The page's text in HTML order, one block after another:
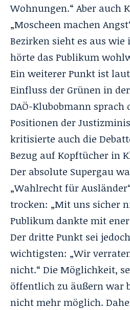
Wohnungen.“ Aber auch
„Moscheen machen
Bezirken sieht es aus wie
hörte das Publikum
Ein weiterer Punkt ist
Einfluss der Grünen in
DAÖ-Klubobmann sprach
Positionen der
kritisierte auch die
Bezug auf Kopftücher in
Der absolute Supergau
„Wahlrecht für
trocken: „Mit uns sicher
Publikum dankte mit
Der dritte Punkt sei
wichtigsten: „Wir
nicht.“ Die Möglichkeit,
öffentlich zu äußern war
nicht mehr möglich.